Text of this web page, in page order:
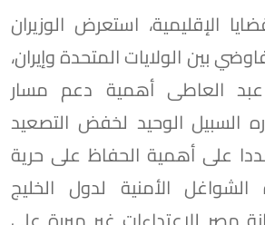
الإقليمية، استعرض الوزيران
بين الولايات المتحدة وإيران،
عبد العاطى أهمية دعم مسار
السبيل الوحيد لخفض التصعيد
على أهمية الحفاظ على حرية
الشواغل الأمنية لدول الخليج